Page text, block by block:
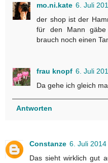
mo.ni.kate 6. Juli
der shop ist der
für den Mann
brauch noch einen
frau knopf 6. Juli
Da gehe ich gleich
Antworten
Constanze 6. Juli 2014
Das sieht wirklich gut